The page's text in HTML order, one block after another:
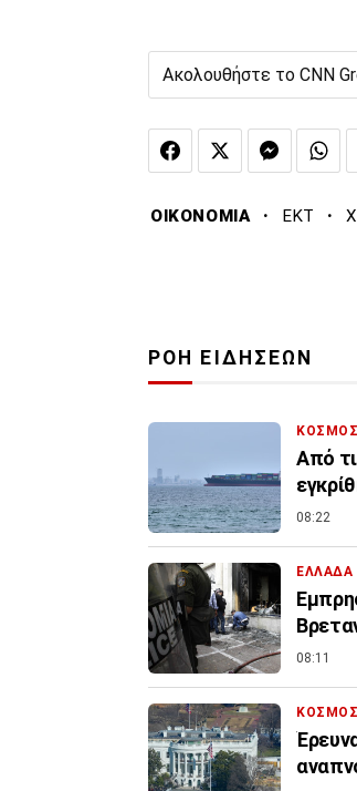
Ακολουθήστε το CNN
ΟΙΚΟΝΟΜΙΑ · ΕΚΤ ·
ΡΟΗ ΕΙΔΗΣΕΩΝ
ΚΟΣΜΟΣ
Από
08:22
ΕΛΛΑΔΑ
08:11
ΚΟΣΜΟΣ